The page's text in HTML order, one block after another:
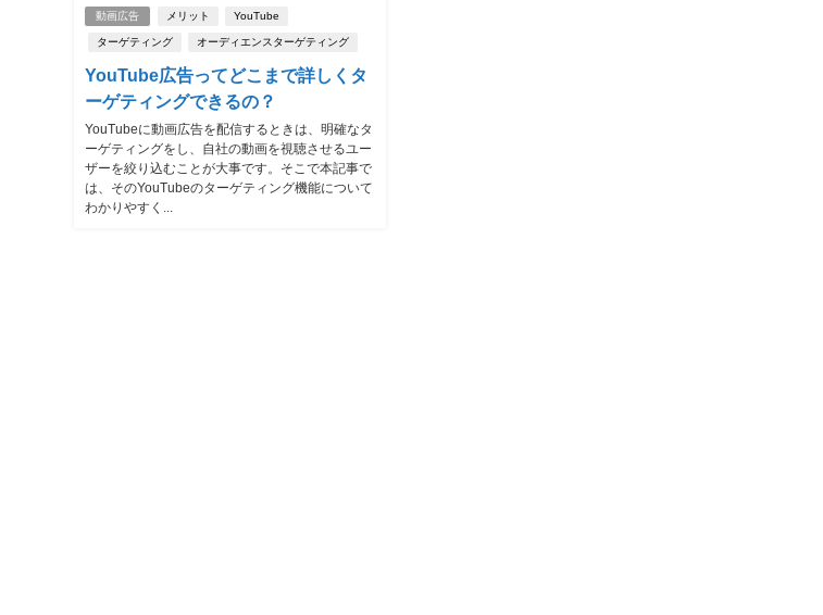
動画広告 メリット YouTube
ターゲティング オーディエンスターゲティング
YouTube広告ってどこまで詳しくタ
ーゲティングできるの？
YouTubeに動画広告を配信するときは、明確なタ
ーゲティングをし、自社の動画を視聴させるユー
ザーを絞り込むことが大事です。そこで本記事で
は、そのYouTubeのターゲティング機能について
わかりやすく...